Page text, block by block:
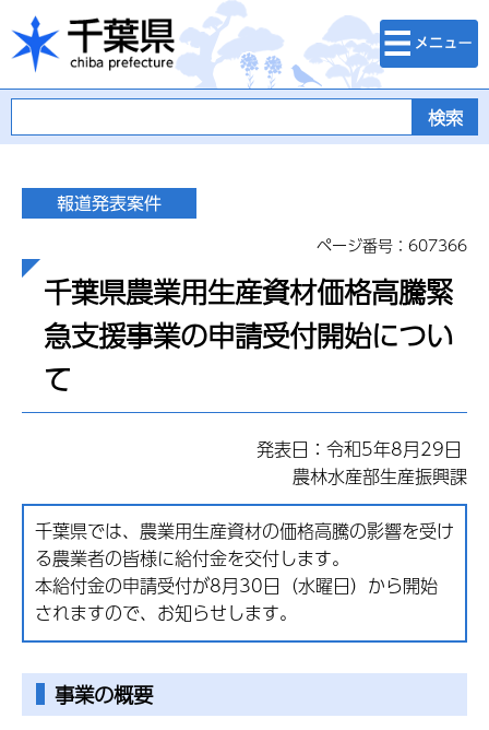
千葉県
検索・メニュ
ー
ページ番号：607366
千葉県農業用生産資材価格高騰緊
急支援事業の申請受付開始につい
て
発表日：令和5年8月29日
農林水産部生産振興課
千葉県では、農業用生産資材の価格高騰の影響を受け
る農業者の皆様に給付金を交付します。
本給付金の申請受付が8月30日（水曜日）から開始
されますので、お知らせします。
事業の概要